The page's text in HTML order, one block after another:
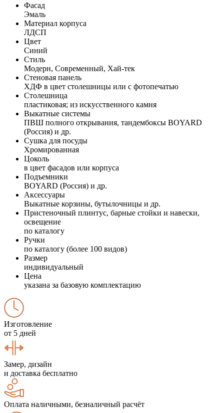
Фасад
Эмаль
Материал корпуса
ЛДСП
Цвет
Синий
Стиль
Модерн, Современный, Хай-тек
Стеновая панель
ХДФ в цвет столешницы или с фотопечатью
Столешница
пластиковая; из искусственного камня
Выкатные системы
ПВШ полного открывания, тандембоксы BOYARD
(Россия) и др.
Сушка для посуды
Хромированная
Цоколь
в цвет фасадов или корпуса
Подъемники
BOYARD (Россия) и др.
Аксессуары
Выкатные корзины, бутылочницы и др.
Пристеночный плинтус, барные стойки и навески,
освещение
по каталогу
Ручки
по каталогу (более 100 видов)
Размер
индивидуальный
Цена
указана за базовую комплектацию
Изготовление
от 5 дней
Замер, дизайн
и доставка бесплатно
Оплата наличными, безналичный расчёт